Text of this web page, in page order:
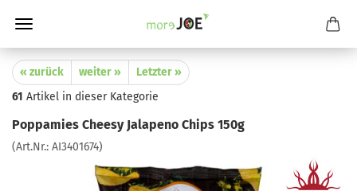
« zurück weiter »
Letzter »
61 Artikel in dieser Kategorie
Poppamies Cheesy Jalapeno Chips 150g
(Art.Nr.: AI3401674)